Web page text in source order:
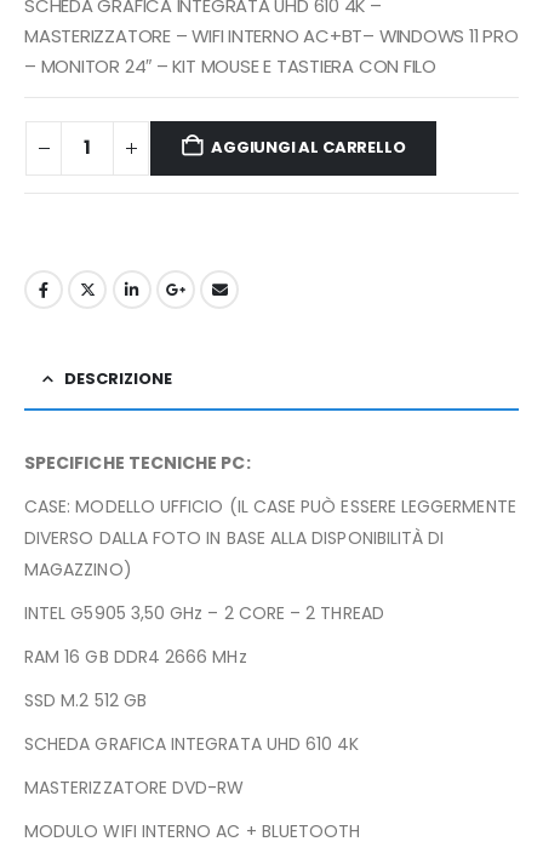
SCHEDA GRAFICA INTEGRATA UHD 610 4K –
MASTERIZZATORE – WIFI INTERNO AC+BT– WINDOWS 11 PRO
– MONITOR 24″ – KIT MOUSE E TASTIERA CON FILO
AGGIUNGI AL CARRELLO
DESCRIZIONE
SPECIFICHE TECNICHE PC:
CASE: MODELLO UFFICIO (IL CASE PUÒ ESSERE LEGGERMENTE
DIVERSO DALLA FOTO IN BASE ALLA DISPONIBILITÀ DI
MAGAZZINO)
INTEL G5905 3,50 GHz – 2 CORE – 2 THREAD
RAM 16 GB DDR4 2666 MHz
SSD M.2 512 GB
SCHEDA GRAFICA INTEGRATA UHD 610 4K
MASTERIZZATORE DVD-RW
MODULO WIFI INTERNO AC + BLUETOOTH